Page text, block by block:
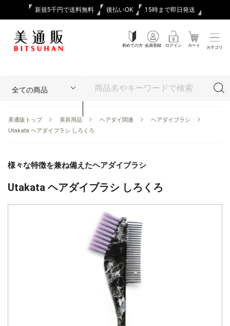
新規5千円で送料無料 後払いOK 15時まで即日発送
初めての方 会員登録 ログイン カート カテゴリ
美通販トップ 美容用品 ヘアダイ関連
ヘアダイブラシ
Utakata ヘアダイブラシ しろくろ
様々な特徴を兼ね備えたヘアダイブラシ
Utakata ヘアダイブラシ しろくろ